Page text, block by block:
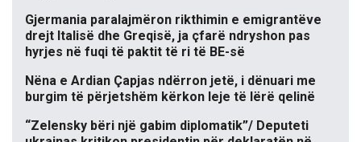
Gjermania paralajmëron rikthimin e emigrantëve
drejt Italisë dhe Greqisë, ja çfarë ndryshon pas
hyrjes në fuqi të paktit të ri të BE-së
Nëna e Ardian Çapjas ndërron jetë, i dënuari me
burgim të përjetshëm kërkon leje të lërë qelinë
“Zelensky bëri një gabim diplomatik”/ Deputeti